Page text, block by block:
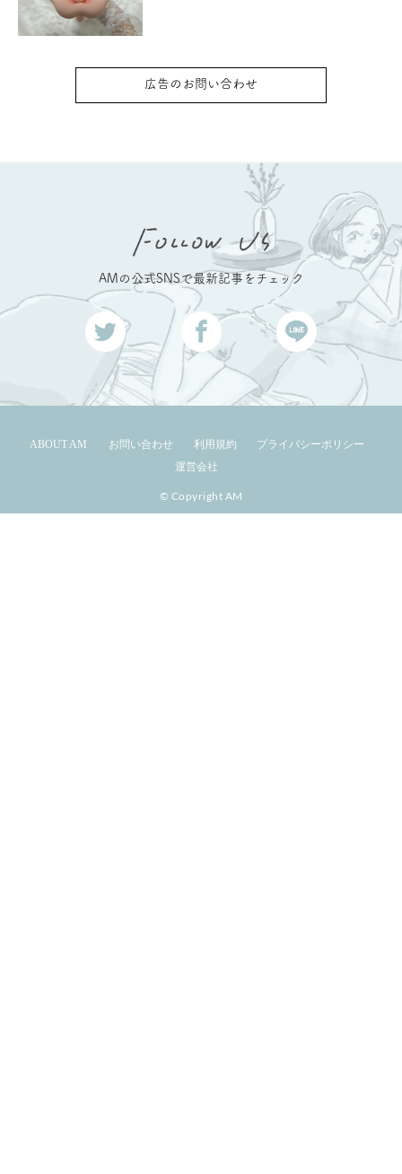
広告のお問い合わせ
AMの公式SNSで最新記事をチェック
ABOUT AM お問い合わせ 利用規約
プライバシーポリシー
運営会社
© Copyright AM